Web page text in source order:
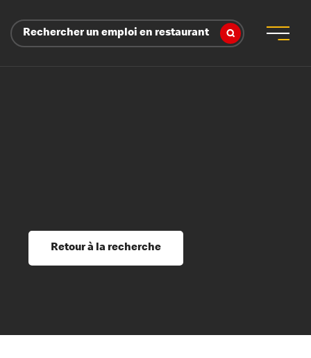
Rechercher un emploi en restaurant
et perfectionnement
du savoirRetour à la recherche